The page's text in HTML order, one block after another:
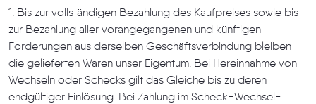
1. Bis zur vollständigen Bezahlung des Kaufpreises sowie bis
zur Bezahlung aller vorangegangenen und künftigen
Forderungen aus derselben Geschäftsverbindung bleiben
die gelieferten Waren unser Eigentum. Bei Hereinnahme von
Wechseln oder Schecks gilt das Gleiche bis zu deren
endgültiger Einlösung. Bei Zahlung im Scheck-Wechsel-